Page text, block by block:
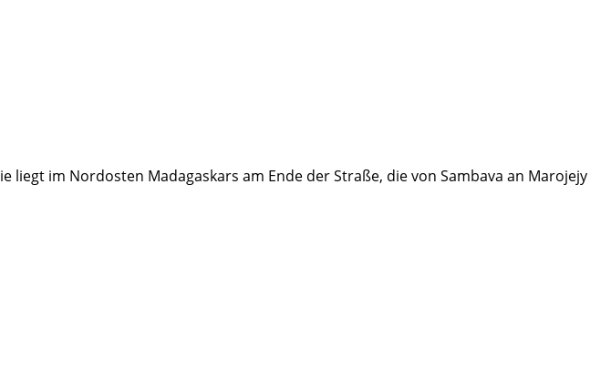
im Nordosten Madagaskars am Ende der Straße, die von Sambava an Marojejy